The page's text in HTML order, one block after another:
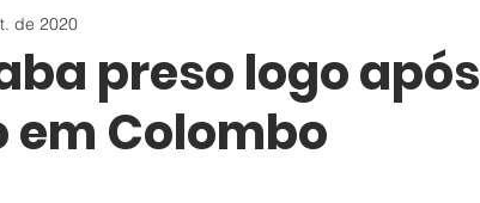
Litoral
preso logo após
Colombo
de 2020